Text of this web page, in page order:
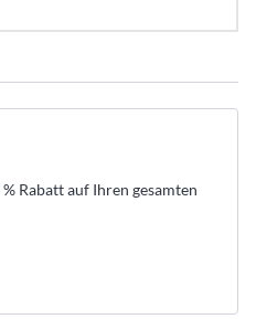
→
Rabatt auf Ihren gesamten